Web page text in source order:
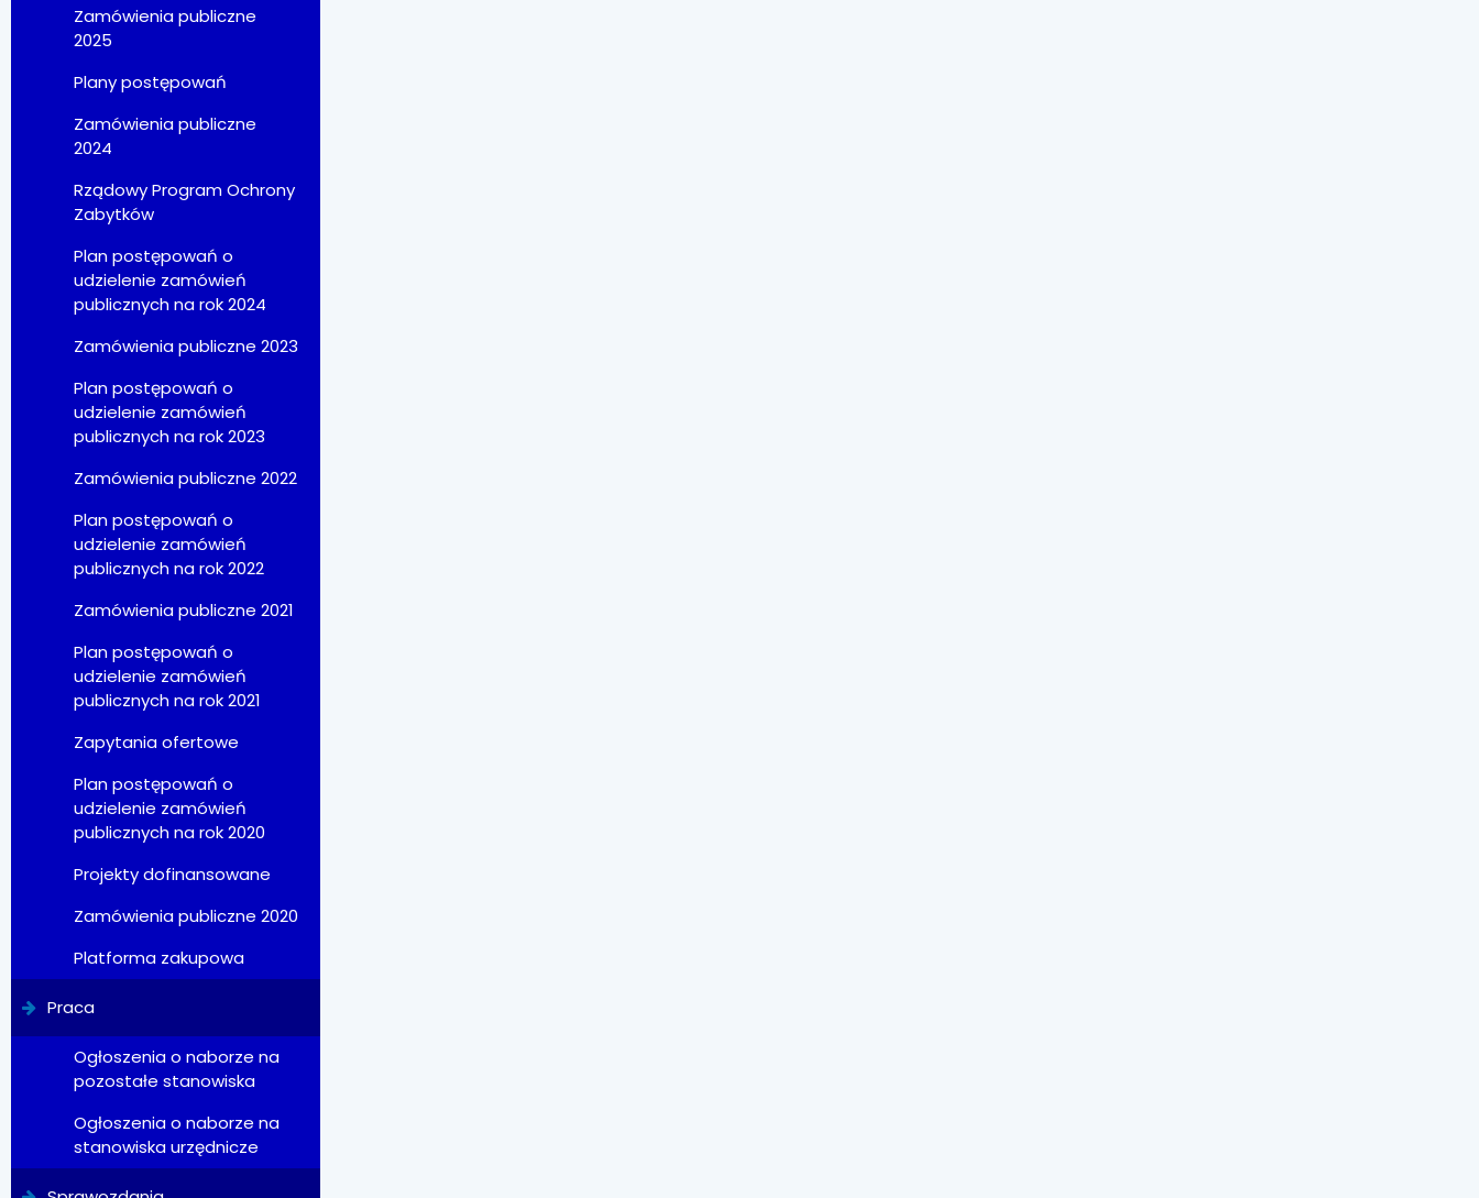
Zamówienia publiczne
2025
Plany postępowań
Zamówienia publiczne
2024
Rządowy Program Ochrony
Zabytków
Plan postępowań o
udzielenie zamówień
publicznych na rok 2024
Zamówienia publiczne 2023
Plan postępowań o
udzielenie zamówień
publicznych na rok 2023
Zamówienia publiczne 2022
Plan postępowań o
udzielenie zamówień
publicznych na rok 2022
Zamówienia publiczne 2021
Plan postępowań o
udzielenie zamówień
publicznych na rok 2021
Zapytania ofertowe
Plan postępowań o
udzielenie zamówień
publicznych na rok 2020
Projekty dofinansowane
Zamówienia publiczne 2020
Platforma zakupowa
Praca
Ogłoszenia o naborze na
pozostałe stanowiska
Ogłoszenia o naborze na
stanowiska urzędnicze